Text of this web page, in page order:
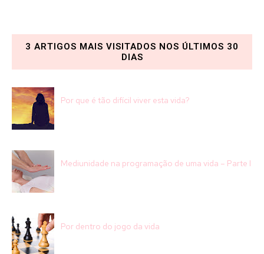
3 ARTIGOS MAIS VISITADOS NOS ÚLTIMOS 30
DIAS
Por que é tão difícil viver esta vida?
Mediunidade na programação de uma vida – Parte I
Por dentro do jogo da vida